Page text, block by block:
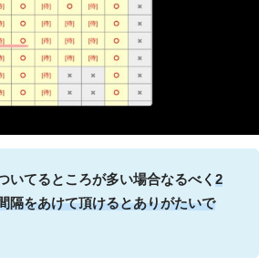
いてるところが多い場合なるべく 2
隔をあけて頂けるとありがたいで